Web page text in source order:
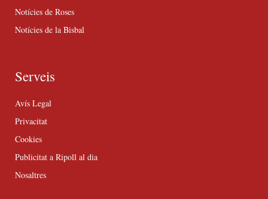
Notícies de Roses
Notícies de la Bisbal
Serveis
Avís Legal
Privacitat
Cookies
Publicitat a Ripoll al dia
Nosaltres